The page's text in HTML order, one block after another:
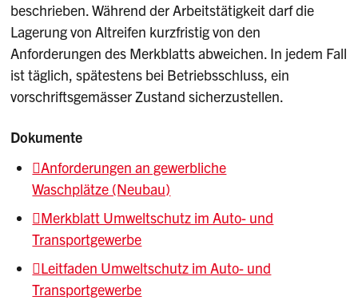
beschrieben. Während der Arbeitstätigkeit darf die
Lagerung von Altreifen kurzfristig von den
Anforderungen des Merkblatts abweichen. In jedem Fall
ist täglich, spätestens bei Betriebsschluss, ein
vorschriftsgemässer Zustand sicherzustellen.
Dokumente
Anforderungen an gewerbliche
Waschplätze (Neubau)
Merkblatt Umweltschutz im Auto- und
Transportgewerbe
Leitfaden Umweltschutz im Auto- und
Transportgewerbe